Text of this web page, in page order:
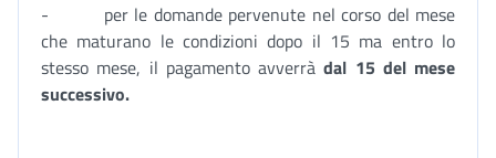
- per le domande pervenute nel corso del mese
che maturano le condizioni dopo il 15 ma entro lo
stesso mese, il pagamento avverràdal 15 del mese
successivo.